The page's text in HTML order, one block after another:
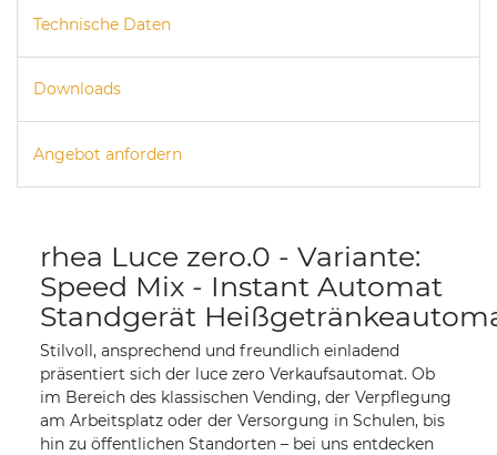
Technische Daten
Downloads
Angebot anfordern
rhea Luce zero.0 - Variante:
Speed Mix - Instant Automat
Standgerät
Stilvoll, ansprechend und freundlich einladend
präsentiert sich der luce zero Verkaufsautomat. Ob
im Bereich des klassischen Vending, der Verpflegung
am Arbeitsplatz oder der Versorgung in Schulen, bis
hin zu öffentlichen Standorten – bei uns entdecken